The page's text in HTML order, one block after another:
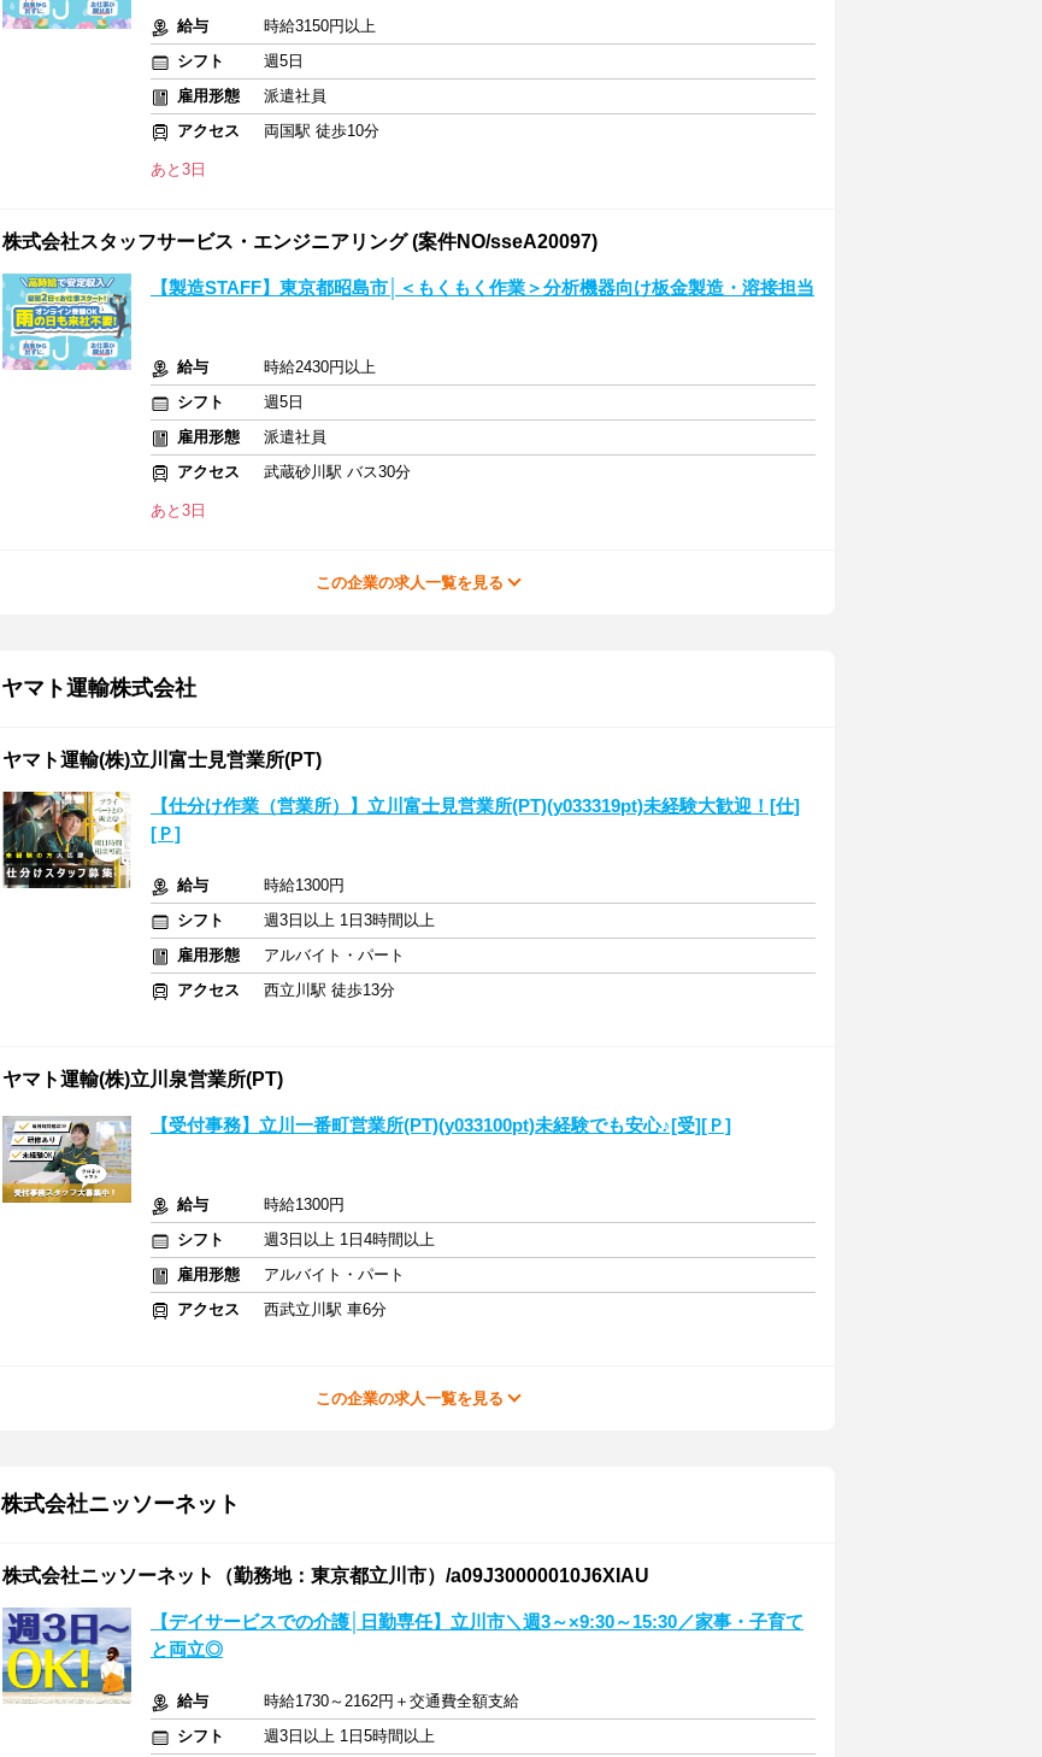
給与
時給3150円以上
シフト
週5日
雇用形態
派遣社員
アクセス
両国駅 徒歩10分
あと3日
株式会社スタッフサービス・エンジニアリング (案件NO/sseA20097)
【製造STAFF】東京都昭島市│＜もくもく作業＞分析機器向け板金製造・溶接担当
給与
時給2430円以上
シフト
週5日
雇用形態
派遣社員
アクセス
武蔵砂川駅 バス30分
あと3日
この企業の求人一覧を見る
ヤマト運輸株式会社
ヤマト運輸(株)立川富士見営業所(PT)
【仕分け作業（営業所）】立川富士見営業所(PT)(y033319pt)未経験大歓迎！[仕]
[Ｐ]
給与
時給1300円
シフト
週3日以上 1日3時間以上
雇用形態
アルバイト・パート
アクセス
西立川駅 徒歩13分
ヤマト運輸(株)立川泉営業所(PT)
【受付事務】立川一番町営業所(PT)(y033100pt)未経験でも安心♪[受][Ｐ]
給与
時給1300円
シフト
週3日以上 1日4時間以上
雇用形態
アルバイト・パート
アクセス
西武立川駅 車6分
この企業の求人一覧を見る
株式会社ニッソーネット
株式会社ニッソーネット（勤務地：東京都立川市）/a09J30000010J6XIAU
【デイサービスでの介護│日勤専任】立川市＼週3～×9:30～15:30／家事・子育て
と両立◎
給与
時給1730～2162円＋交通費全額支給
シフト
週3日以上 1日5時間以上